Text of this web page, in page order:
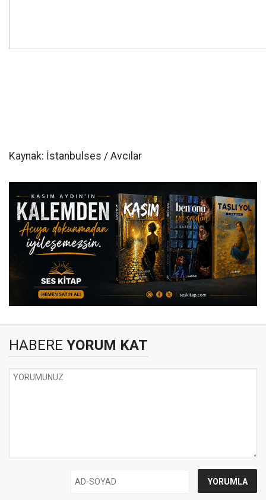
Kaynak: İstanbulses / Avcılar
HABERE YORUM KAT